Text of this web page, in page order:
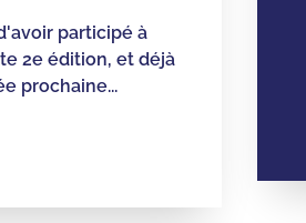
participé à
2e édition, et déjà
prochaine...